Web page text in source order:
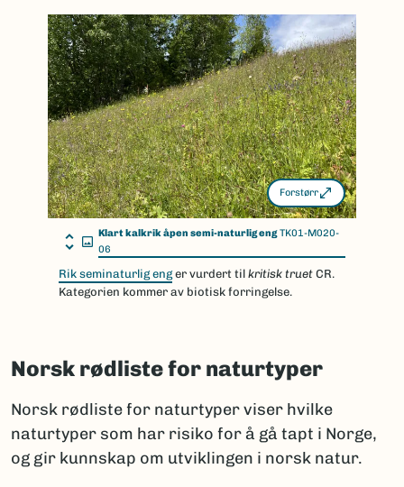
Forstørr
Klart kalkrik åpen semi-naturlig engTK01-M020-
06
Rik seminaturlig enger vurdert til kritisk truet CR.
Kategorien kommer av biotisk forringelse.
Norsk rødliste for naturtyper
Norsk rødliste for naturtyper viser hvilke
naturtyper som har risiko for å gå tapt i Norge,
og gir kunnskap om utviklingen i norsk natur.